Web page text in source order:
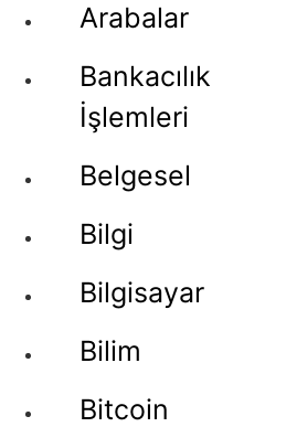
Arabalar
Bankacılık
İşlemleri
Belgesel
Bilgi
Bilgisayar
Bilim
Bitcoin